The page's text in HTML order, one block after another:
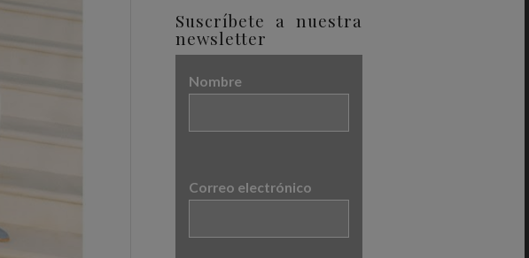
Suscríbete a nuestra
newsletter
Nombre
Correo electrónico